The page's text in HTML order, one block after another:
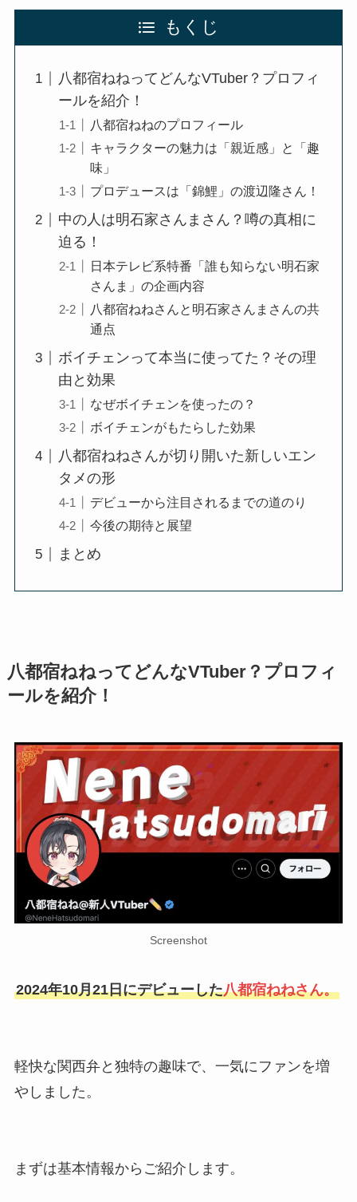
もくじ
八都宿ねねってどんなVTuber？プロフィ
ールを紹介！
八都宿ねねのプロフィール
キャラクターの魅力は「親近感」と「趣
味」
プロデュースは「錦鯉」の渡辺隆さん！
中の人は明石家さんまさん？噂の真相に
迫る！
日本テレビ系特番「誰も知らない明石家
さんま」の企画内容
八都宿ねねさんと明石家さんまさんの共
通点
ボイチェンって本当に使ってた？その理
由と効果
なぜボイチェンを使ったの？
ボイチェンがもたらした効果
八都宿ねねさんが切り開いた新しいエン
タメの形
デビューから注目されるまでの道のり
今後の期待と展望
まとめ
八都宿ねねってどんなVTuber？プロフィ
ールを紹介！
Screenshot
2024年10月21日にデビューした八都宿ねねさん。
軽快な関西弁と独特の趣味で、一気にファンを増
やしました。
まずは基本情報からご紹介します。